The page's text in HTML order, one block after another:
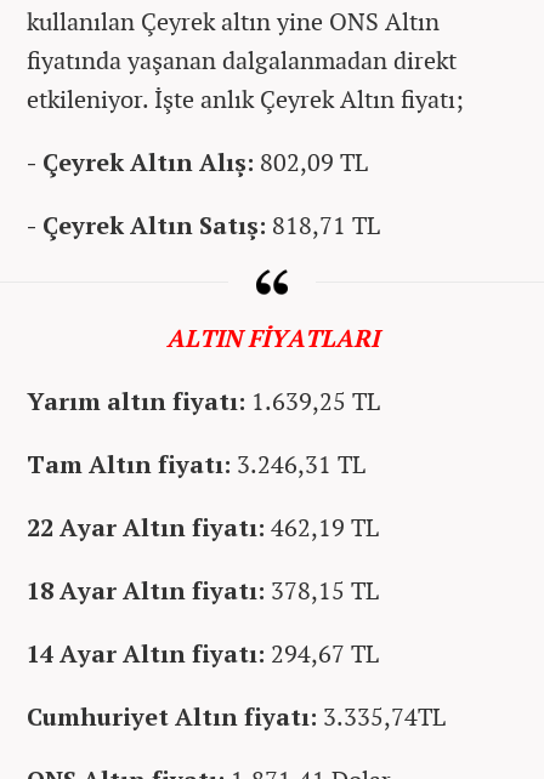
kullanılan Çeyrek altın yine ONS Altın
fiyatında yaşanan dalgalanmadan direkt
etkileniyor. İşte anlık Çeyrek Altın fiyatı;
- Çeyrek Altın Alış: 802,09 TL
- Çeyrek Altın Satış: 818,71 TL
ALTIN FİYATLARI
Yarım altın fiyatı: 1.639,25 TL
Tam Altın fiyatı: 3.246,31 TL
22 Ayar Altın fiyatı: 462,19 TL
18 Ayar Altın fiyatı: 378,15 TL
14 Ayar Altın fiyatı: 294,67 TL
Cumhuriyet Altın fiyatı: 3.335,74TL